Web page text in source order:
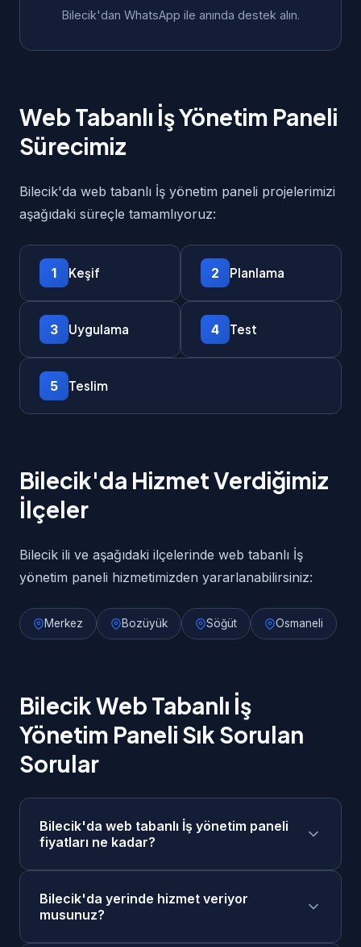
Bilecik'dan WhatsApp ile anında destek alın.
Web Tabanlı İş Yönetim Paneli
Sürecimiz
Bilecik'da web tabanlı İş yönetim paneli projelerimizi
aşağıdaki süreçle tamamlıyoruz:
1 Keşif 2 Planlama
3 Uygulama 4 Test
5 Teslim
Bilecik'da Hizmet Verdiğimiz
İlçeler
Bilecik ili ve aşağıdaki ilçelerinde web tabanlı İş
yönetim paneli hizmetimizden yararlanabilirsiniz:
Merkez Bozüyük Söğüt Osmaneli
Bilecik Web Tabanlı İş
Yönetim Paneli Sık Sorulan
Sorular
Bilecik'da web tabanlı İş yönetim paneli
fiyatları ne kadar?
fiyatlarımız 40.000₺ - 150.000₺ aralığındadır.
Projenizin kapsamına göre ücretsiz keşif
Bilecik'da yerinde hizmet veriyor
musunuz?